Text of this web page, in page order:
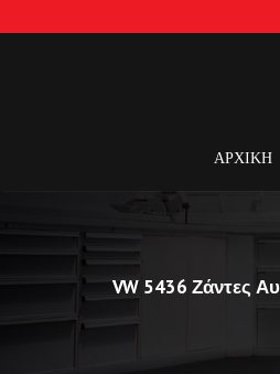
ΑΡΧΙΚΗ
VW 5436 Ζάντες